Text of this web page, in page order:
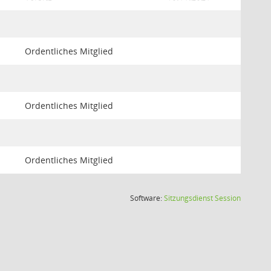
Ordentliches Mitglied
Ordentliches Mitglied
Ordentliches Mitglied
Software:SitzungsdienstSession(Wird in